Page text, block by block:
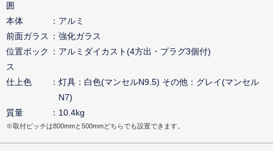
囲
本体
アルミ
前面ガラス
強化ガラス
位置ボック
ス
アルミダイカスト(4方出・プラグ3個付)
仕上色
灯具：白色(マンセルN9.5) その他：グレイ(マンセル
N7)
質量
10.4kg
※取付ピッチは800mmと500mmどちらでも設置できます。